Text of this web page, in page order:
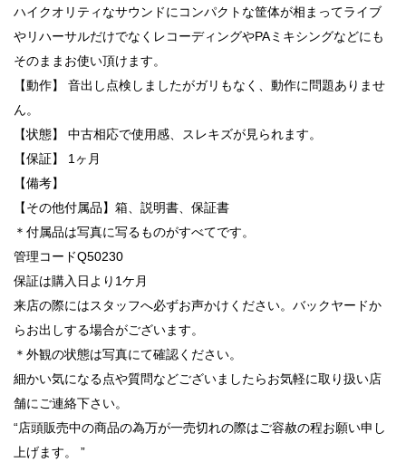
ハイクオリティなサウンドにコンパクトな筐体が相まってライブ
やリハーサルだけでなくレコーディングやPAミキシングなどにも
そのままお使い頂けます。
【動作】 音出し点検しましたがガリもなく、動作に問題ありませ
ん。
【状態】 中古相応で使用感、スレキズが見られます。
【保証】 1ヶ月
【備考】
【その他付属品】箱、説明書、保証書
＊付属品は写真に写るものがすべてです。
管理コードQ50230
保証は購入日より1ケ月
来店の際にはスタッフへ必ずお声かけください。バックヤードか
らお出しする場合がございます。
＊外観の状態は写真にて確認ください。
細かい気になる点や質問などございましたらお気軽に取り扱い店
舗にご連絡下さい。
“店頭販売中の商品の為万が一売切れの際はご容赦の程お願い申し
上げます。 ”